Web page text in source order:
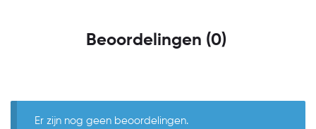
Beoordelingen (0)
Er zijn nog geen beoordelingen.